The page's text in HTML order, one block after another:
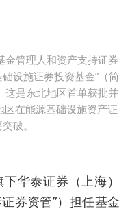
管理人和资产支持证券
设施证券投资基金”（简
这是东北地区首单获批并
区在能源基础设施资产证
破。
华泰证券（上海）
券资管”）担任基金